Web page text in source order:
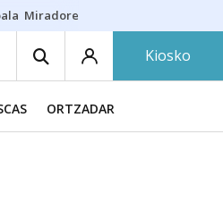
Miradores en Bilbao
Kiosko
ORTZADAR